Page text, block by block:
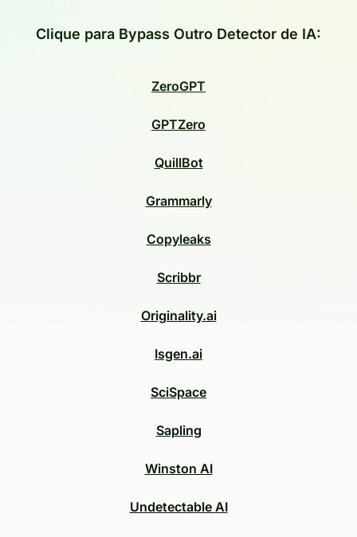
Clique para Bypass Outro Detector de IA:
ZeroGPT
GPTZero
QuillBot
Grammarly
Copyleaks
Scribbr
Originality.ai
Isgen.ai
SciSpace
Sapling
Winston AI
Undetectable AI